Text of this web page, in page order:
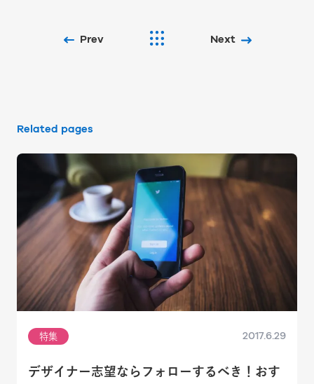
Prev Next
Related pages
特集 2017.6.29
デザイナー志望ならフォローするべき！おす